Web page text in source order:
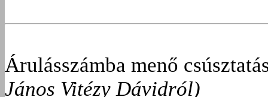
Árulásszámba menő
János Vitézy Dávidról)